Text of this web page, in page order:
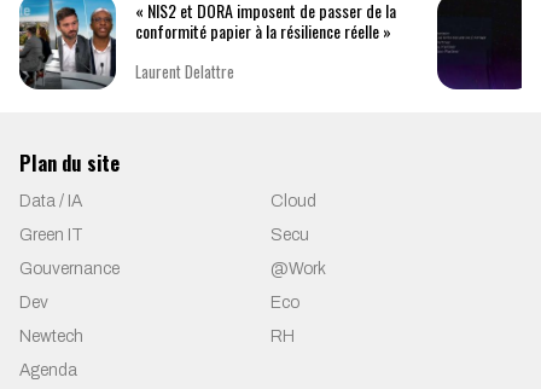
« NIS2 et DORA imposent de passer de la
conformité papier à la résilience réelle »
Laurent Delattre
Plan du site
Data / IA
Cloud
Green IT
Secu
Gouvernance
@Work
Dev
Eco
Newtech
RH
Agenda